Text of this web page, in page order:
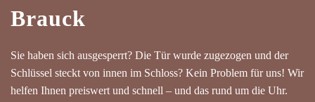
Brauck
Sie haben sich ausgesperrt? Die Tür wurde zugezogen und der
Schlüssel steckt von innen im Schloss? Kein Problem für uns! Wir
helfen Ihnen preiswert und schnell – und das rund um die Uhr.